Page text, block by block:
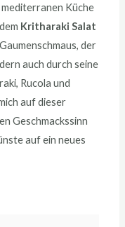
Küche
Kritharaki Salat
der
auch durch seine
Rucola und
auf dieser
Geschmackssinn
auf ein neues